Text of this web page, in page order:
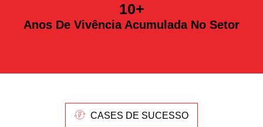
Anos De Vivência Acumulada No Setor
10+
CASES DE SUCESSO